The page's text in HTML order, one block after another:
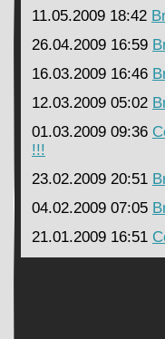
11.05.2009 18:42
26.04.2009 16:59
16.03.2009 16:46
12.03.2009 05:02
01.03.2009 09:36
!!!
23.02.2009 20:51
04.02.2009 07:05
21.01.2009 16:51